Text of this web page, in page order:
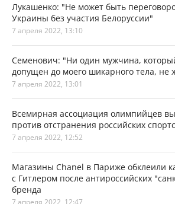
Лукашенко: "Не может быть
Украины без участия Белоруссии"
7 апреля 2022, 13:10
Семенович: "Ни один мужчина,
допущен до моего шикарного тела, не
7 апреля 2022, 13:01
Всемирная ассоциация олимпийцев
против отстранения российских
7 апреля 2022, 12:52
Магазины Chanel в Париже обклеили
с Гитлером после антироссийских
бренда
7 апреля 2022, 12:47